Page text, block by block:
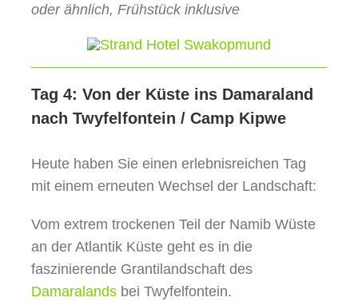
oder ähnlich, Frühstück inklusive
Tag 4: Von der Küste ins Damaraland
nach Twyfelfontein / Camp Kipwe
Heute haben Sie einen erlebnisreichen Tag
mit einem erneuten Wechsel der Landschaft:
Vom extrem trockenen Teil der Namib Wüste
an der Atlantik Küste geht es in die
faszinierende Grantilandschaft des
Damaralandsbei Twyfelfontein.